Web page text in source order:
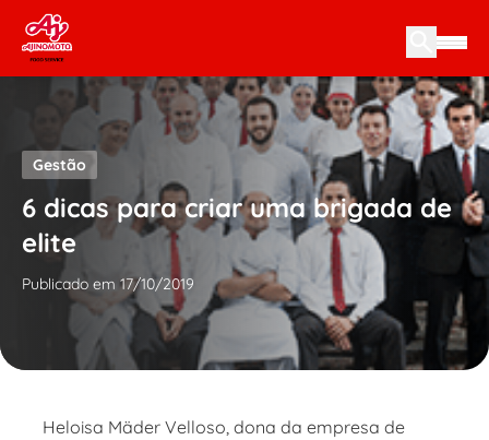
Skip to content
Gestão
6 dicas para criar uma brigada de
elite
Publicado em 17/10/2019
Heloisa Mäder Velloso, dona da empresa de